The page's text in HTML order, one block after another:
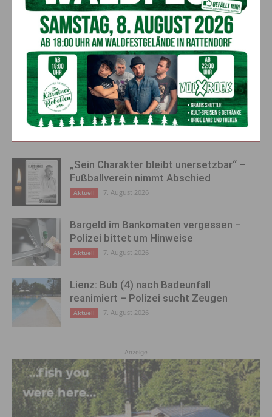
Vorheriger Artikel
Erster Spieletag in St. Stefan:
Rund 100 Teilnehmerinnen &
Teilnehmer erleben einen
unvergesslichen Tag voller
Spaß, Spannung &
Gemeinschaft!
Nächster Artikel
Erfolgreich unterwegs:
Landesmeistertitel für
Johannes Suppersberger aus
dem Lesachtal!
AKTUELLES
„Sein Charakter bleibt unersetzbar“ –
Fußballverein nimmt Abschied
Aktuell 7. August 2026
Bargeld im Bankomaten vergessen –
Polizei bittet um Hinweise
Aktuell 7. August 2026
Lienz: Bub (4) nach Badeunfall
reanimiert – Polizei sucht Zeugen
Aktuell 7. August 2026
Anzeige